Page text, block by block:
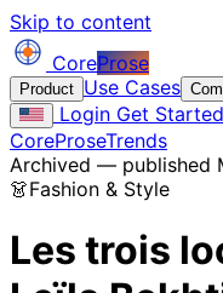
Skip to content
CoreProse
Product Use Cases
Login Get Started
CoreProseTrends
Archived — published
👗Fashion & Style
Les trois